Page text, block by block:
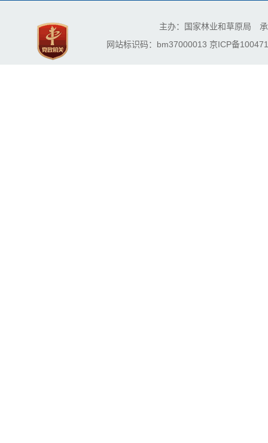
主办：国家林业和草原局
网站标识码：bm37000013 京ICP备